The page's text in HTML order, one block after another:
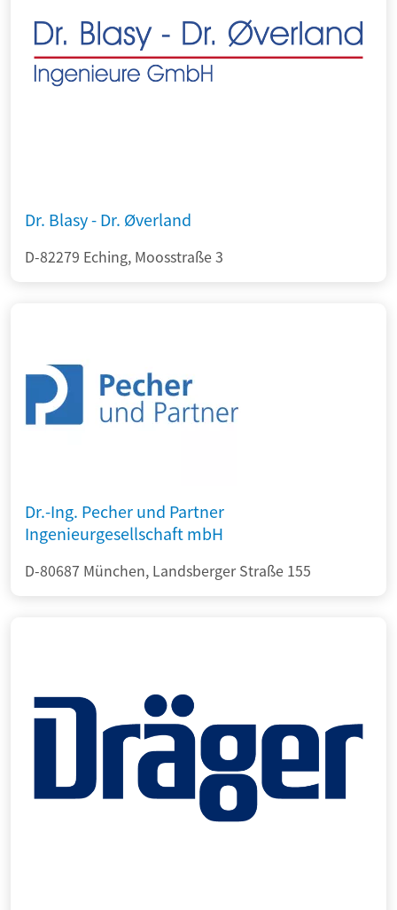
Dr. Blasy - Dr. Øverland
D-82279 Eching, Moosstraße 3
Dr.-Ing. Pecher und Partner
Ingenieurgesellschaft mbH
D-80687 München, Landsberger Straße 155